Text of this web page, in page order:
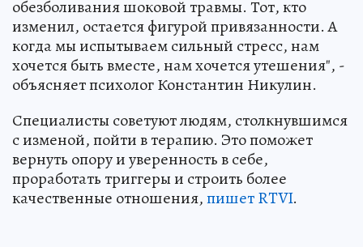
обезболивания шоковой травмы. Тот, кто
изменил, остается фигурой привязанности. А
когда мы испытываем сильный стресс, нам
хочется быть вместе, нам хочется утешения", -
объясняет психолог Константин Никулин.
Специалисты советуют людям, столкнувшимся
с изменой, пойти в терапию. Это поможет
вернуть опору и уверенность в себе,
проработать триггеры и строить более
качественные отношения,пишет RTVI.